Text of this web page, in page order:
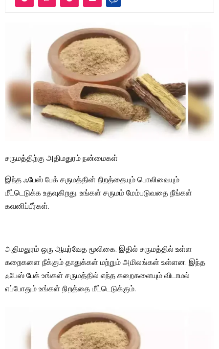
சருமத்திற்கு அதிமதுரம் நன்மைகள்
இந்த ஃபேஸ் பேக் சருமத்தின் நிறத்தையும் பொலிவையும்
மீட்டெடுக்க உதவுகிறது. உங்கள் சருமம் மேம்படுவதை நீங்கள்
கவனிப்பீர்கள்.
அதிமதுரம் ஒரு ஆயுர்வேத மூலிகை. இதில் சருமத்தில் உள்ள
கறைகளை நீக்கும் தாதுக்கள் மற்றும் அமிலங்கள் உள்ளன. இந்த
ஃபேஸ் பேக் உங்கள் சருமத்தில் எந்த கறைகளையும் விடாமல்
எப்போதும் உங்கள் நிறத்தை மீட்டெடுக்கும்.